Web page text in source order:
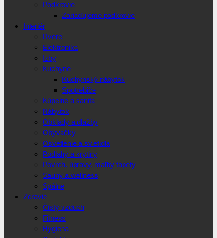
Podkrovie
Zariaďujeme podkrovie
Interiér
Dvere
Elektronika
Izby
Kuchyne
Kuchynský nábytok
Spotrebiče
Kúpelne a sanita
Nábytok
Obklady a dlažby
Obývačky
Osvetlenie a svietidlá
Podlahy a krytiny
Povrch. úpravy, maľby tapety
Sauny a wellness
Spálne
Zdravie
Čistý vzduch
Fitness
Hygiena